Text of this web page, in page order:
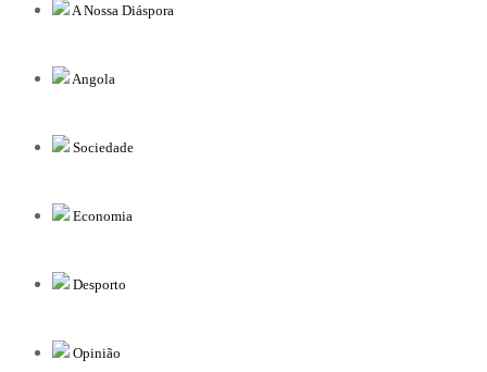
A Nossa Diáspora
Angola
Sociedade
Economia
Desporto
Opinião